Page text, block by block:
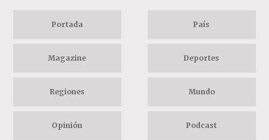
Portada País
Magazine Deportes
Regiones Mundo
Opinión Podcast